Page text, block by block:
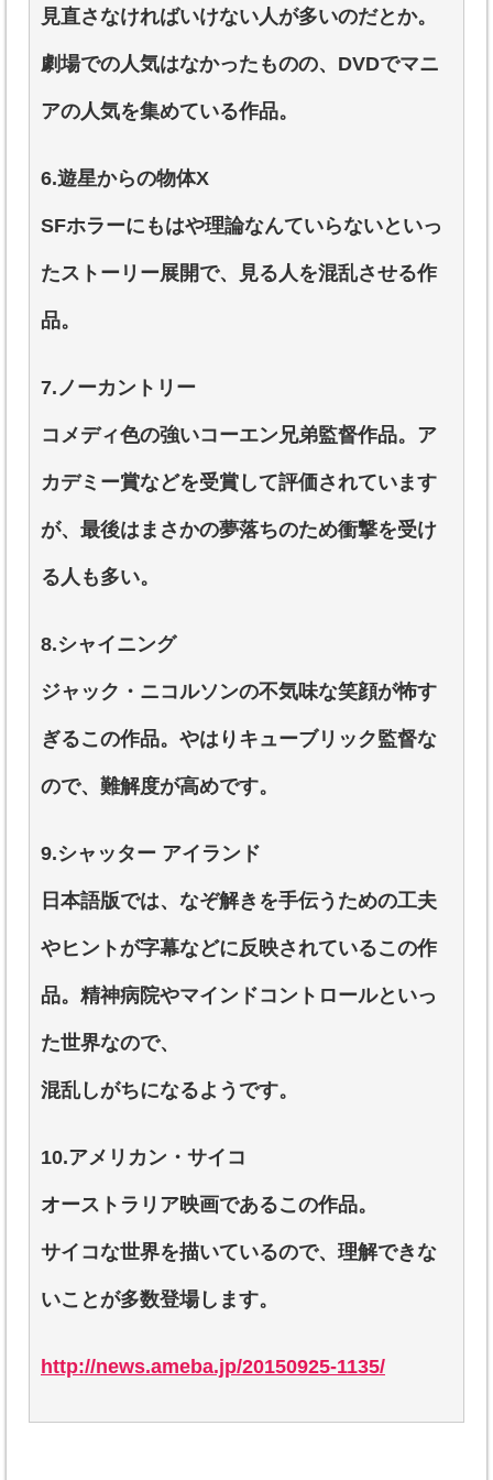
見直さなければいけない人が多いのだとか。
劇場での人気はなかったものの、DVDでマニ
アの人気を集めている作品。
6.遊星からの物体X
SFホラーにもはや理論なんていらないといっ
たストーリー展開で、見る人を混乱させる作
品。
7.ノーカントリー
コメディ色の強いコーエン兄弟監督作品。ア
カデミー賞などを受賞して評価されています
が、最後はまさかの夢落ちのため衝撃を受け
る人も多い。
8.シャイニング
ジャック・ニコルソンの不気味な笑顔が怖す
ぎるこの作品。やはりキューブリック監督な
ので、難解度が高めです。
9.シャッター アイランド
日本語版では、なぞ解きを手伝うための工夫
やヒントが字幕などに反映されているこの作
品。精神病院やマインドコントロールといっ
た世界なので、
混乱しがちになるようです。
10.アメリカン・サイコ
オーストラリア映画であるこの作品。
サイコな世界を描いているので、理解できな
いことが多数登場します。
http://news.ameba.jp/20150925-1135/